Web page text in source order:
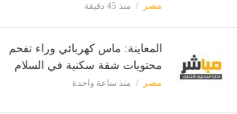
مصر منذ 45 دقيقة
المعاينة: ماس كهربائي وراء تفحم
محتويات شقة سكنية في السلام
مصر منذ ساعة واحدة